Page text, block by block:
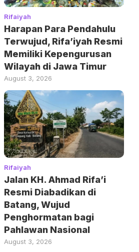
Rifaiyah
Harapan Para Pendahulu
Terwujud, Rifa’iyah Resmi
Memiliki Kepengurusan
Wilayah di Jawa Timur
August 3, 2026
Rifaiyah
Jalan KH. Ahmad Rifa’i
Resmi Diabadikan di
Batang, Wujud
Penghormatan bagi
Pahlawan Nasional
August 3, 2026